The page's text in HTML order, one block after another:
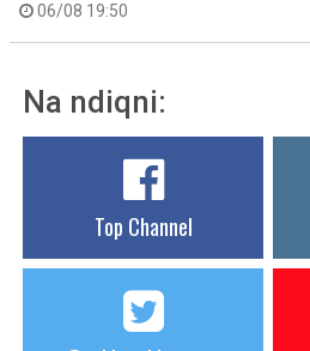
06/08 19:50
Na ndiqni:
Top Channel